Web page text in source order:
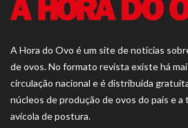
A Hora do Ovo é um site de notícias
de ovos. No formato revista existe há
circulação nacional e é distribuída
núcleos de produção de ovos do país e a
avícola de postura.